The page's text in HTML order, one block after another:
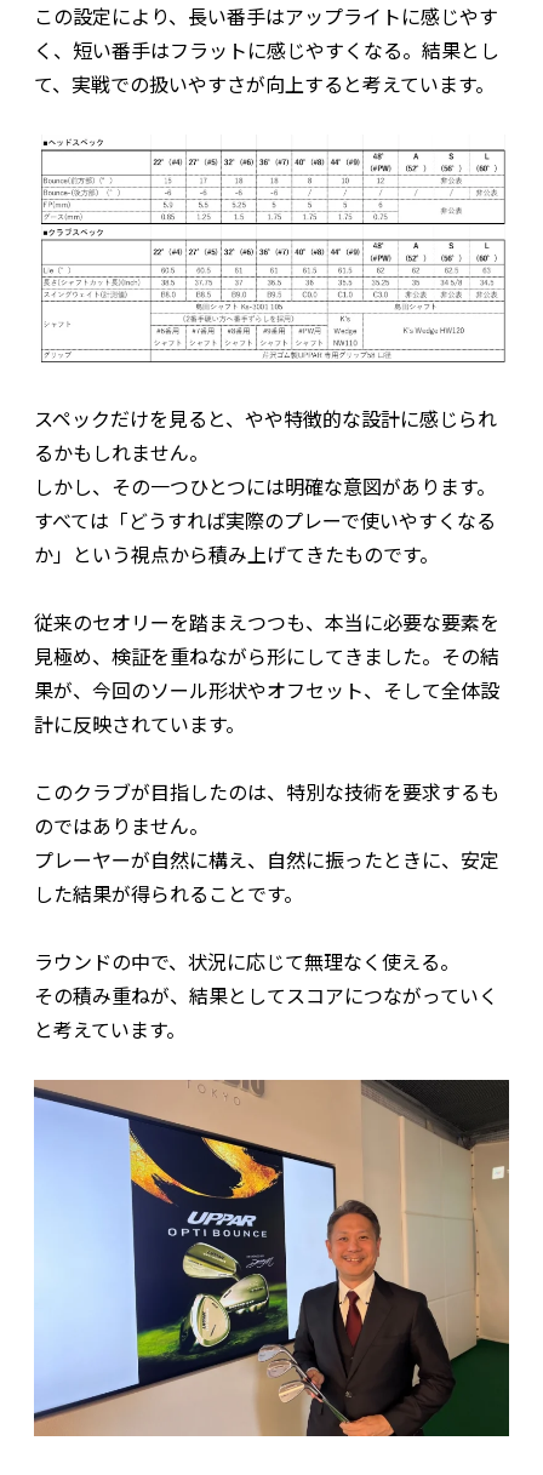
この設定により、長い番手はアップライトに感じやす
く、短い番手はフラットに感じやすくなる。結果とし
て、実戦での扱いやすさが向上すると考えています。
スペックだけを見ると、やや特徴的な設計に感じられ
るかもしれません。
しかし、その一つひとつには明確な意図があります。
すべては「どうすれば実際のプレーで使いやすくなる
か」という視点から積み上げてきたものです。
従来のセオリーを踏まえつつも、本当に必要な要素を
見極め、検証を重ねながら形にしてきました。その結
果が、今回のソール形状やオフセット、そして全体設
計に反映されています。
このクラブが目指したのは、特別な技術を要求するも
のではありません。
プレーヤーが自然に構え、自然に振ったときに、安定
した結果が得られることです。
ラウンドの中で、状況に応じて無理なく使える。
その積み重ねが、結果としてスコアにつながっていく
と考えています。